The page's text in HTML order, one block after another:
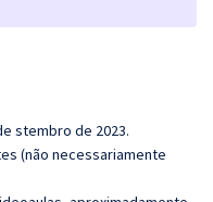
stembro de 2023.
(não necessariamente